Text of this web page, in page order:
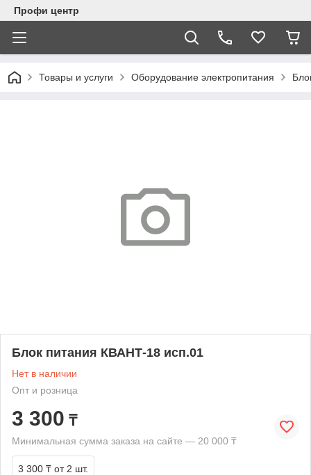
Профи центр
Товары и услуги Оборудование электропитания
Блок питания КВАНТ-18 исп.01
Нет в наличии
Опт и розница
3 300 ₸
Минимальная сумма заказа на сайте — 20 000 ₸
3 300 ₸ от 2 шт.